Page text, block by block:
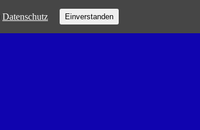
Datenschutz Einverstanden